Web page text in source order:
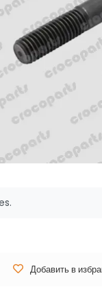
Добавить в